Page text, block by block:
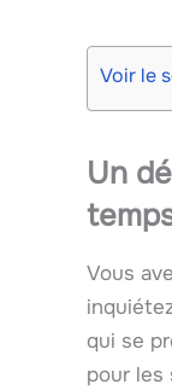
Voir le
Un
Vous
qui se
pour les